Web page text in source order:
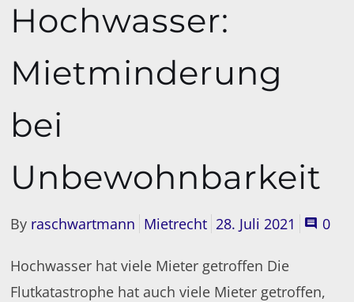
Hochwasser:
Mietminderung
bei
Unbewohnbarkeit
By raschwartmann Mietrecht 28. Juli 2021 0
Hochwasser hat viele Mieter getroffen Die
Flutkatastrophe hat auch viele Mieter getroffen,